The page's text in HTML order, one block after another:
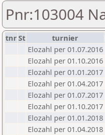
Pnr:103004
tnrSt turnier
Elozahl per 01.07.2016
Elozahl per 01.10.2016
Elozahl per 01.01.2017
Elozahl per 01.04.2017
Elozahl per 01.07.2017
Elozahl per 01.10.2017
Elozahl per 01.01.2018
Elozahl per 01.04.2018